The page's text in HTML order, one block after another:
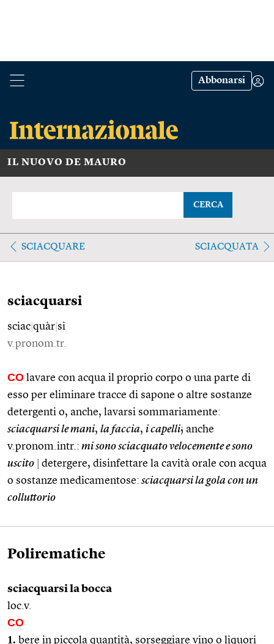
Abbonarsi
IL NUOVO DE MAURO
CERCA
SCIACQUARE SCIACQUATA
sciacquarsi
sciac quàr si
v.pronom.tr.
CO lavare con acqua il proprio corpo o una parte di
esso per eliminare tracce di sapone o altre sostanze
detergenti o, anche, lavarsi sommariamente:
sciacquarsi le mani, la faccia, i capelli; anche
v.pronom.intr.: mi sono sciacquato velocemente e sono
uscito
detergere, disinfettare la cavità orale con acqua
o sostanze medicamentose: sciacquarsi la gola con un
colluttorio
Polirematiche
sciacquarsi la bocca
loc.v.
CO
1. bere in piccola quantità, sorseggiare vino o liquori